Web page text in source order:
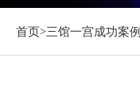
首页>三馆一宫成功案例